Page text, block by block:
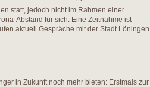
statt, jedoch nicht im Rahmen einer
Abstand für sich. Eine Zeitnahme ist
aktuell Gespräche mit der Stadt Löningen
in Zukunft noch mehr bieten: Erstmals zur